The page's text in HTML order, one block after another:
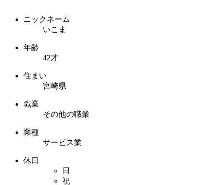
ニックネーム
いこま
年齢
42才
住まい
宮崎県
職業
その他の職業
業種
サービス業
休日
日
祝